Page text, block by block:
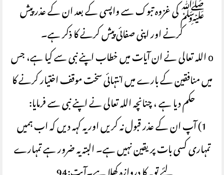
ﷺ کی غزوہ تبوک سے واپسی کے بعد ان کے عذر پیش
کرنے اور اپنی صفائی پیش کرنے کا ذکر ہے۔
o اللہ تعالی نے ان آیات میں خطاب اپنے نبی سے کیا ہے، جس
میں منافقین کے بارے میں انتہائی سخت موقف اختیار کرنے کا
حکم دیا ہے ، چنانچہ اللہ تعالی نے اپنے نبی سے فرمایا:
1) آپ ان کے عذر قبول نہ کریں اور یہ کہہ دیں کہ اب ہمیں
تمہاری کسی بات پر یقین نہیں ہے۔ البتہ یہ ضرور ہے تمہارے